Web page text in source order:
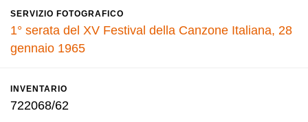
SERVIZIO FOTOGRAFICO
1° serata del XV Festival della Canzone Italiana, 28
gennaio 1965
INVENTARIO
722068/62